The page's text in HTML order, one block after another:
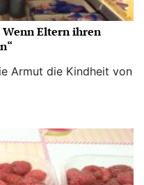
Wenn Eltern ihren
Armut die Kindheit von